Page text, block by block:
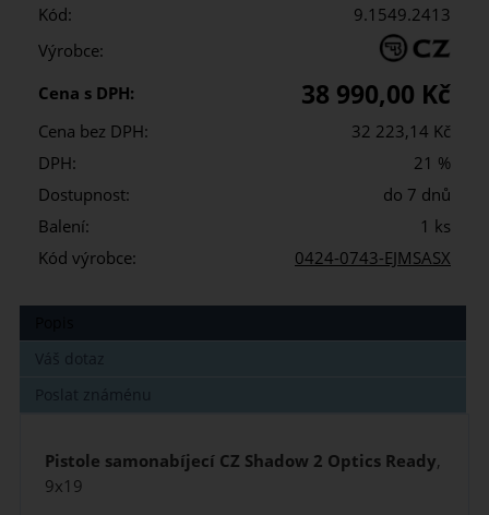
Kód:
9.1549.2413
Výrobce:
Cena s DPH:
38 990,00 Kč
Cena bez DPH:
32 223,14 Kč
DPH:
21 %
Dostupnost:
do 7 dnů
Balení:
1 ks
Kód výrobce:
0424-0743-EJMSASX
Váš dotaz
Poslat známénu
Pistole samonabíjecí CZ Shadow 2 Optics Ready,
9x19